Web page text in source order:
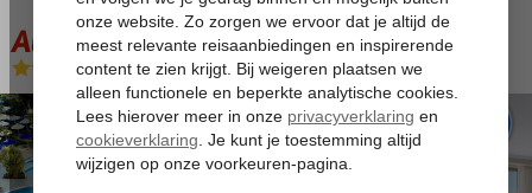
Atrium Platinum
Logies en ontbijt-Hotel